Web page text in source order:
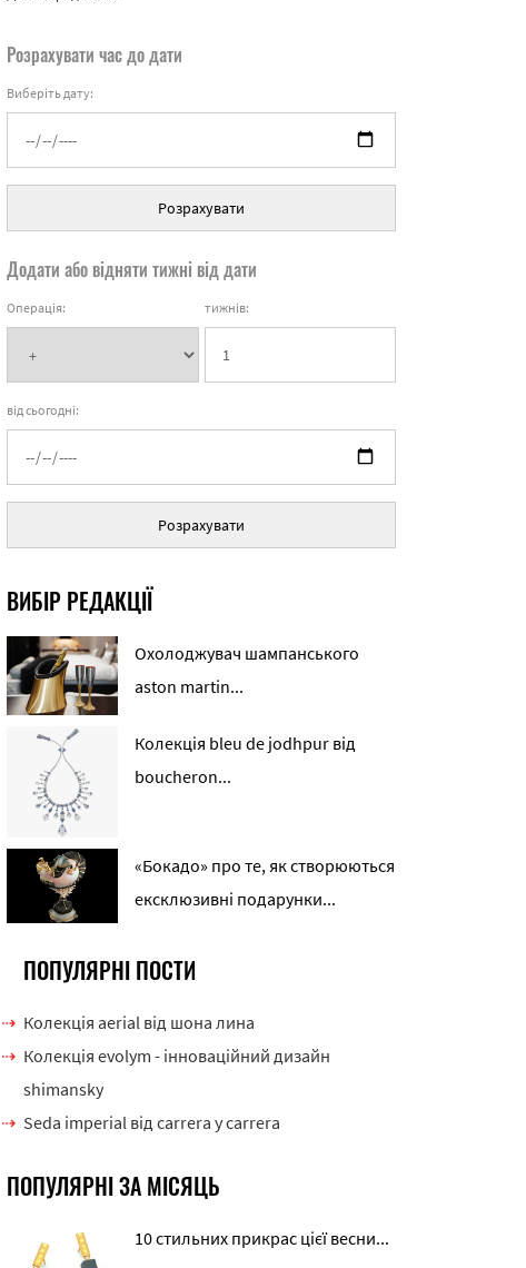
Розрахувати час до дати
Виберіть дату:
Розрахувати
Додати або відняти тижні від дати
Операція: тижнів:
від сьогодні:
Розрахувати
ВИБІР РЕДАКЦІЇ
Охолоджувач шампанського
aston martin...
Колекція bleu de jodhpur від
boucheron...
«Бокадо» про те, як створюються
ексклюзивні подарунки...
ПОПУЛЯРНІ ПОСТИ
Колекція aerial від шона лина
Колекція evolym - інноваційний дизайн
shimansky
Seda imperial від carrera y carrera
ПОПУЛЯРНІ ЗА МІСЯЦЬ
10 стильних прикрас цієї весни...